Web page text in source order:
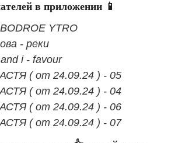
в приложении 📱
YTRO
- реки
i - favour
( от 24.09.24 ) - 05
( от 24.09.24 ) - 04
( от 24.09.24 ) - 06
( от 24.09.24 ) - 07